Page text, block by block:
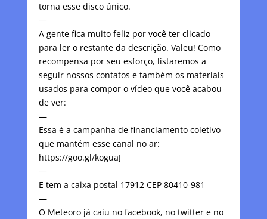
torna esse disco único.
—
A gente fica muito feliz por você ter clicado
para ler o restante da descrição. Valeu! Como
recompensa por seu esforço, listaremos a
seguir nossos contatos e também os materiais
usados para compor o vídeo que você acabou
de ver:
—
Essa é a campanha de financiamento coletivo
que mantém esse canal no ar:
https://goo.gl/koguaJ
—
E tem a caixa postal 17912 CEP 80410-981
—
O Meteoro já caiu no facebook, no twitter e no